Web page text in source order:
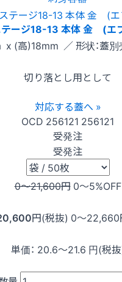
ージ18-13 本体 金 (エ
(高)18mm ／ 形状：蓋
切り落とし用として
対応する蓋へ »
OCD 256121 256121
受発注
受発注
0〜21,600円 0〜5%OFF
円(税抜) 0〜22,660
単価： 20.6〜21.6 円(税